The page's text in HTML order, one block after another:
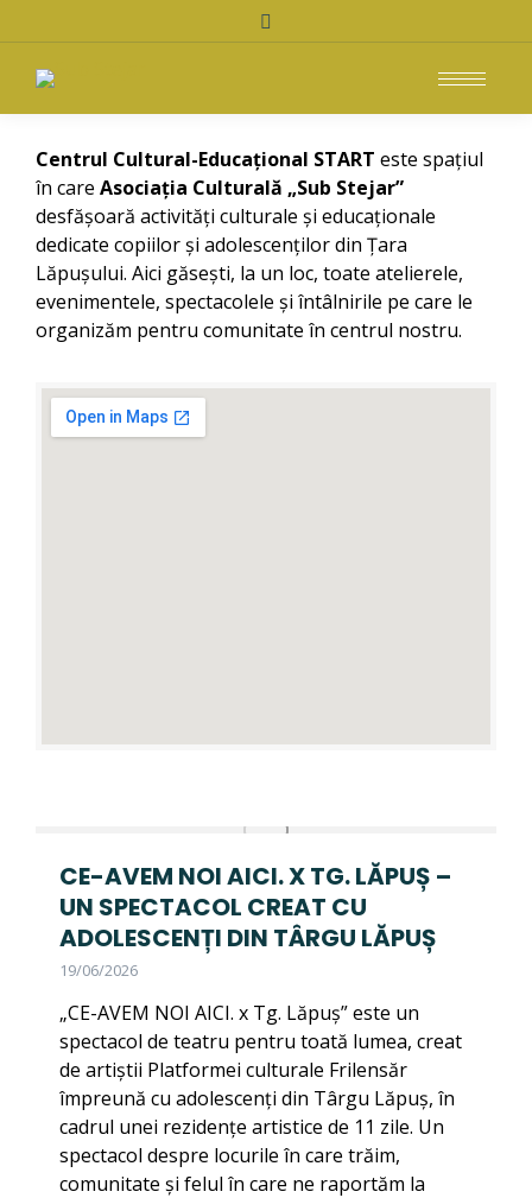
Search:
Centrul Cultural-Educațional START este spațiul
în care Asociația Culturală „Sub Stejar”
desfășoară activități culturale și educaționale
dedicate copiilor și adolescenților din Țara
Lăpușului. Aici găsești, la un loc, toate atelierele,
evenimentele, spectacolele și întâlnirile pe care le
organizăm pentru comunitate în centrul nostru.
CE-AVEM NOI AICI. X TG. LĂPUȘ –
UN SPECTACOL CREAT CU
ADOLESCENȚI DIN TÂRGU LĂPUȘ
19/06/2026
„CE-AVEM NOI AICI. x Tg. Lăpuș” este un
spectacol de teatru pentru toată lumea, creat
de artiștii Platformei culturale Frilensăr
împreună cu adolescenți din Târgu Lăpuș, în
cadrul unei rezidențe artistice de 11 zile. Un
spectacol despre locurile în care trăim,
comunitate și felul în care ne raportăm la